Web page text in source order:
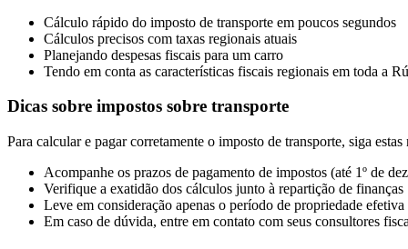
Cálculo rápido do imposto de transporte em poucos segundos
Cálculos precisos com taxas regionais atuais
Planejando despesas fiscais para um carro
Tendo em conta as características fiscais regionais em toda a
Dicas sobre impostos sobre transporte
Para calcular e pagar corretamente o imposto de transporte, siga estas
Acompanhe os prazos de pagamento de impostos (até 1º de
Verifique a exatidão dos cálculos junto à repartição de finanças
Leve em consideração apenas o período de propriedade
Em caso de dúvida, entre em contato com seus consultores